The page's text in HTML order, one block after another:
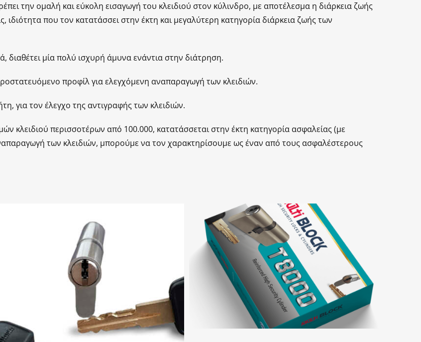
την ομαλή και εύκολη εισαγωγή του κλειδιού στον κύλινδρο, με αποτέλεσμα η διάρκεια ζωής
ιδιότητα που τον κατατάσσει στην έκτη και μεγαλύτερη κατηγορία διάρκεια ζωής των
μία πολύ ισχυρή άμυνα ενάντια στην διάτρηση.
προφίλ για ελεγχόμενη αναπαραγωγή των κλειδιών.
για τον έλεγχο της αντιγραφής των κλειδιών.
κλειδιού περισσοτέρων από 100.000, κατατάσσεται στην έκτη κατηγορία ασφαλείας (με
των κλειδιών, μπορούμε να τον χαρακτηρίσουμε ως έναν από τους ασφαλέστερους